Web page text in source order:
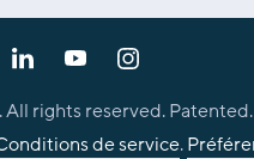
All rights reserved. Patented.
de service.